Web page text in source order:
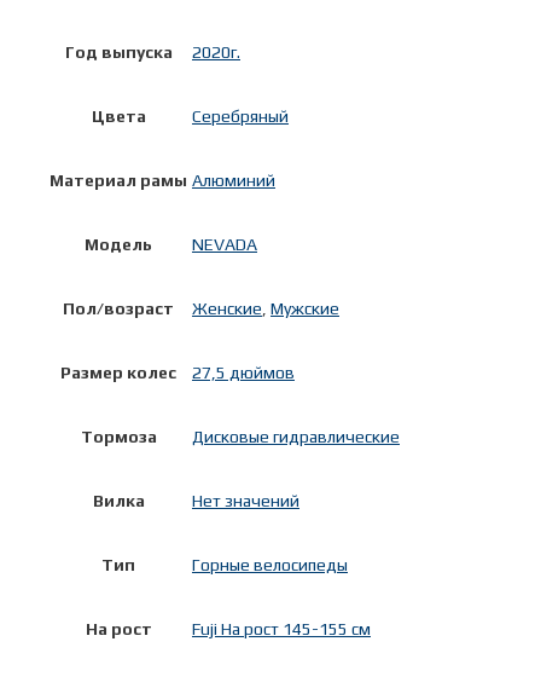
Год выпуска 2020г.
Цвета Серебряный
Материал рамы Алюминий
Модель NEVADA
Пол/возраст Женские Мужские
Размер колес 27,5 дюймов
Тормоза Дисковые гидравлические
Вилка Нет значений
Тип Горные велосипеды
На рост Fuji На рост 145-155 см